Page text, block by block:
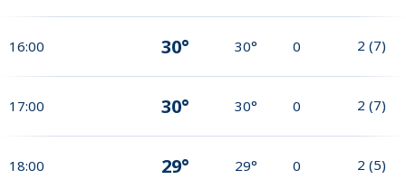
16:00 30° 30° 0 2 (7)
17:00 30° 30° 0 2 (7)
18:00 29° 29° 0 2 (5)